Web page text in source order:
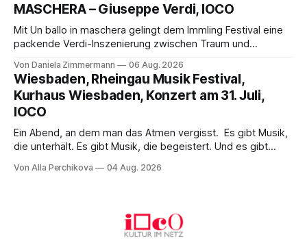
hinter den Erwartungen zurück.
MASCHERA – Giuseppe Verdi, IOCO
Mit Un ballo in maschera gelingt dem Immling Festival eine
packende Verdi-Inszenierung zwischen Traum und
psychologische Tiefe mit starken Bildern, getragen von
einem spielfreudigen Ensemble und einer musikalisch
überzeugenden Gesamtleistung.
Von Daniela Zimmermann 06 Aug. 2026
Wiesbaden, Rheingau Musik Festival,
Kurhaus Wiesbaden, Konzert am 31. Juli,
IOCO
Ein Abend, an dem man das Atmen vergisst. Es gibt Musik,
die unterhält. Es gibt Musik, die begeistert. Und es gibt
Genau so war der Abend im Kurhaus Wiesbaden, an dem
Von Alla Perchikova 04 Aug. 2026